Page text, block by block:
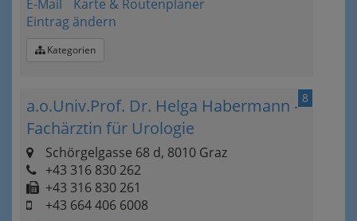
E-Mail
Karte & Routenplaner
Eintrag ändern
Kategorien
8
a.o.Univ.Prof. Dr. Helga Habermann -
Fachärztin für Urologie
Schörgelgasse 68 d, 8010 Graz
+43 316 830 262
+43 316 830 261
+43 664 406 6008